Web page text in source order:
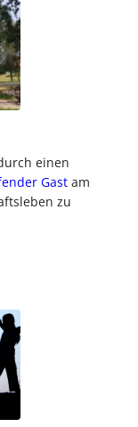
einen
Gast am
zu